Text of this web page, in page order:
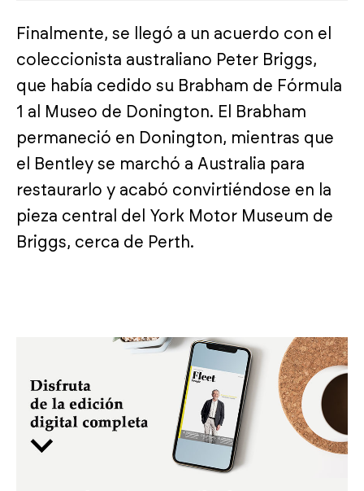
Finalmente, se llegó a un acuerdo con el
coleccionista australiano Peter Briggs,
que había cedido su Brabham de Fórmula
1 al Museo de Donington. El Brabham
permaneció en Donington, mientras que
el Bentley se marchó a Australia para
restaurarlo y acabó convirtiéndose en la
pieza central del York Motor Museum de
Briggs, cerca de Perth.